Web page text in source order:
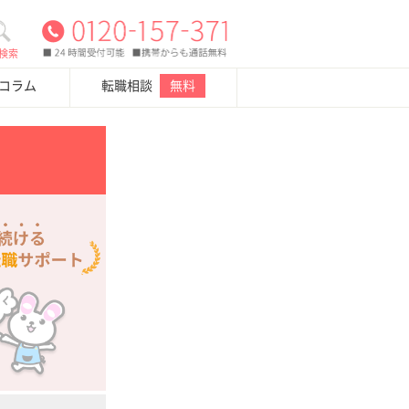
索
ラム 転職相談 無料